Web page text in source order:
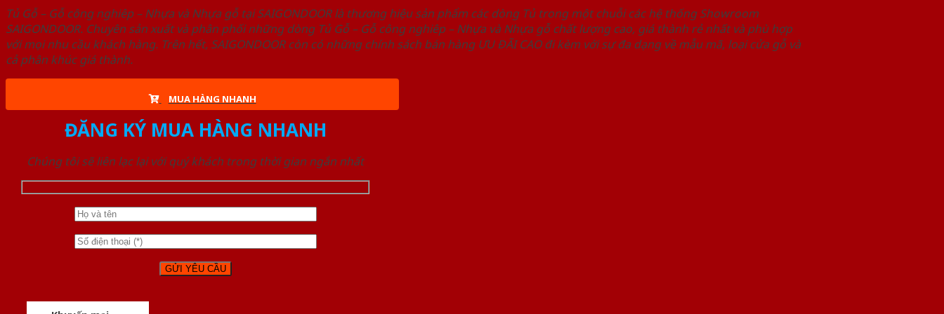
Tủ Gỗ – Gỗ công nghiêp – Nhựa và Nhựa gỗ tại SAIGONDOOR là thương hiệu sản phẩm các dòng Tủ trong một chuỗi các hệ thống Showroom
SAIGONDOOR. Chuyên sản xuất và phân phối những dòng Tủ Gỗ – Gỗ công nghiêp – Nhựa và Nhựa gỗ chất lượng cao, giá thành rẻ nhất và phù hợp
với mọi nhu cầu khách hàng. Trên hết, SAIGONDOOR còn có những chính sách bán hàng ƯU ĐÃI CAO đi kèm với sự đa dạng về mẫu mã, loại cửa gỗ và
cả phân khúc giá thành.
MUA HÀNG NHANH
ĐĂNG KÝ MUA HÀNG NHANH
Chúng tôi sẽ liên lạc lại với quý khách trong thời gian ngắn nhất